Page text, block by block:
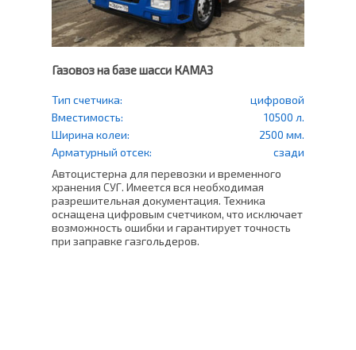
Газовоз на базе шасси КАМАЗ
Тип счетчика:
цифровой
Вместимость:
10500 л.
Ширина колеи:
2500 мм.
Арматурный отсек:
сзади
Автоцистерна для перевозки и временного
хранения СУГ. Имеется вся необходимая
разрешительная документация. Техника
оснащена цифровым счетчиком, что исключает
возможность ошибки и гарантирует точность
при заправке газгольдеров.